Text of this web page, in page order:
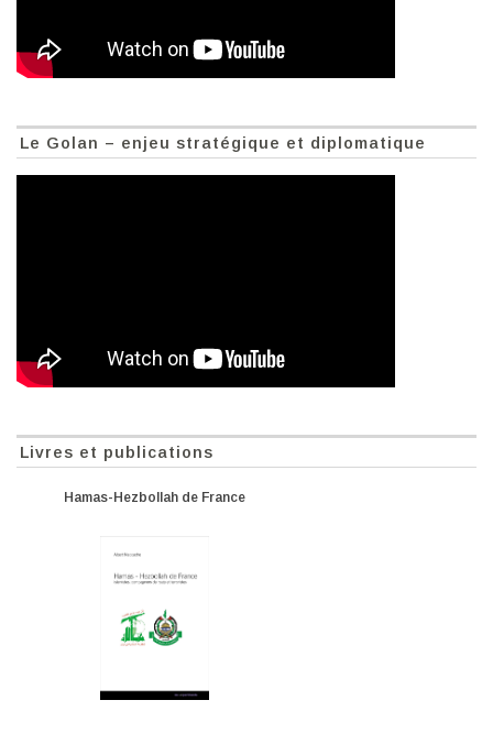
Le Golan – enjeu stratégique et diplomatique
Livres et publications
Hamas-Hezbollah de France